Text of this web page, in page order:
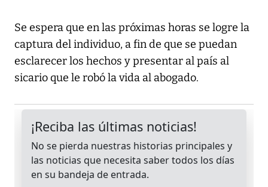
Se espera que en las próximas horas se logre la
captura del individuo, a fin de que se puedan
esclarecer los hechos y presentar al país al
sicario que le robó la vida al abogado.